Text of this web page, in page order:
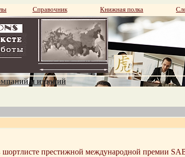
Справочник Книжная полка
и изданий
шортлисте престижной международной премии